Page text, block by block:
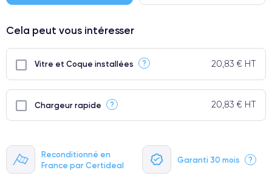
Reconditionné en
France par Certideal
Garanti 30 mois ?
Cela peut vous intéresser
Vitre et Coque installées ? 20,83 € HT
Chargeur rapide ? 20,83 € HT